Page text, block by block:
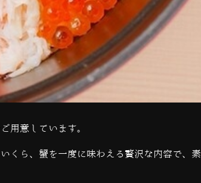
用意しています。
くら、蟹を一度に味わえる贅沢な内容で、素